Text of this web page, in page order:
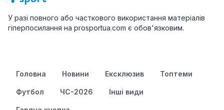
У разі повного або часткового використання матеріалів
гіперпосилання на prosportua.com є обов'язковим.
Головна Новини Ексклюзив Топтеми
Футбол ЧС-2026 Інші види